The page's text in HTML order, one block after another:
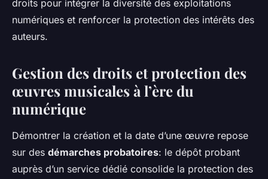
droits pour intégrer la diversité des exploitations
numériques et renforcer la protection des intérêts des
auteurs.
Gestion des droits et protection des
œuvres musicales à l’ère du
numérique
Démontrer la création et la date d’une œuvre repose
sur des démarches probatoires: le dépôt probant
auprès d’un service dédié consolide la protection des